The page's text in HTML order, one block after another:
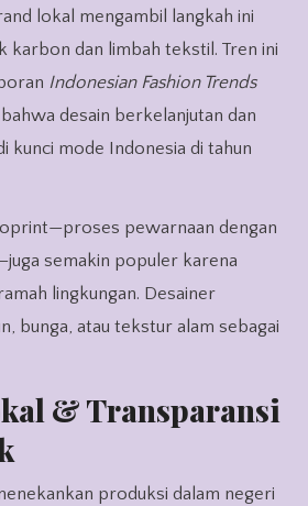
lokal mengambil langkah ini
karbon dan limbah tekstil. Tren ini
Indonesian Fashion Trends
desain berkelanjutan dan
kunci mode Indonesia di tahun
pewarnaan dengan
semakin populer karena
lingkungan. Desainer
bunga, atau tekstur alam sebagai
& Transparansi
produksi dalam negeri